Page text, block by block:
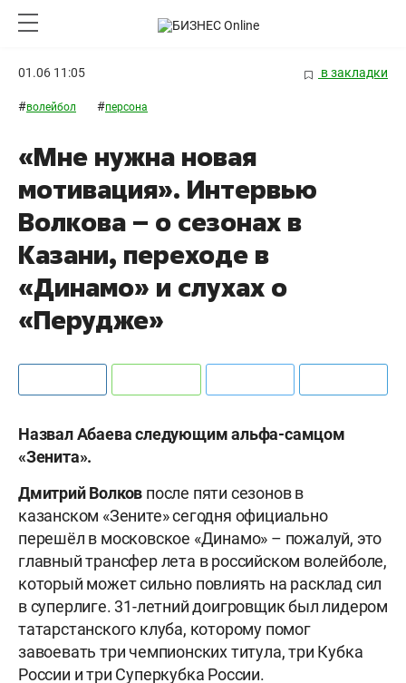
01.06 11:05 в закладки
#волейбол #персона
«Мне нужна новая
мотивация». Интервью
Волкова – о сезонах в
Казани, переходе в
«Динамо» и слухах о
«Перудже»
Назвал Абаева следующим альфа-самцом
«Зенита».
Дмитрий Волков после пяти сезонов в
казанском «Зените» сегодня официально
перешёл в московское «Динамо» – пожалуй, это
главный трансфер лета в российском волейболе,
который может сильно повлиять на расклад сил
в суперлиге. 31-летний доигровщик был лидером
татарстанского клуба, которому помог
завоевать три чемпионских титула, три Кубка
России и три Суперкубка России.